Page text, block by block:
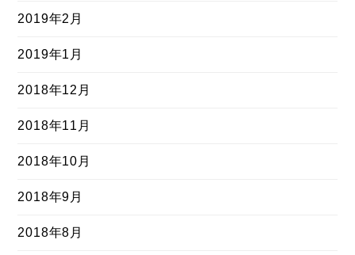
2019年2月
2019年1月
2018年12月
2018年11月
2018年10月
2018年9月
2018年8月